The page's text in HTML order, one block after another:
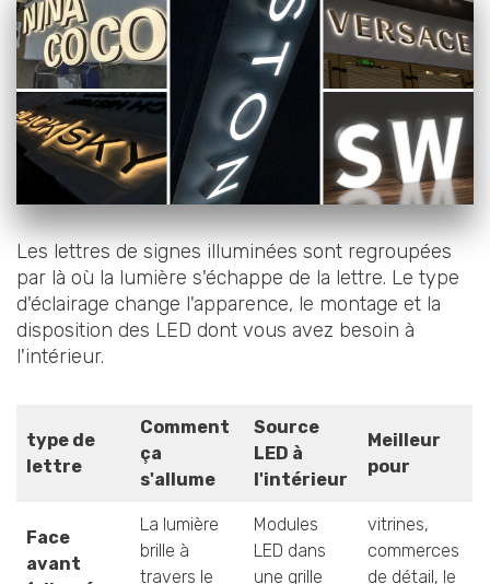
Les lettres de signes illuminées sont regroupées
par là où la lumière s'échappe de la lettre. Le type
d'éclairage change l'apparence, le montage et la
disposition des LED dont vous avez besoin à
l'intérieur.
type de
lettre
Comment
ça
s'allume
Source
LED à
l'intérieur
Meilleur
pour
Face
avant
La lumière
brille à
travers le
Modules
LED dans
une grille
vitrines,
commerces
de détail, le